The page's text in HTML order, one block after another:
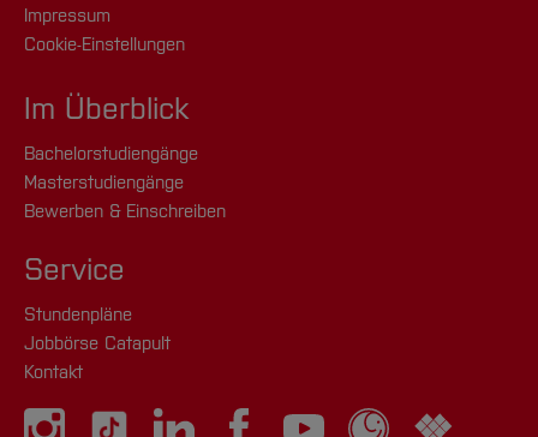
Impressum
Cookie-Einstellungen
Im Überblick
Bachelorstudiengänge
Masterstudiengänge
Bewerben & Einschreiben
Service
Stundenpläne
Jobbörse Catapult
Kontakt